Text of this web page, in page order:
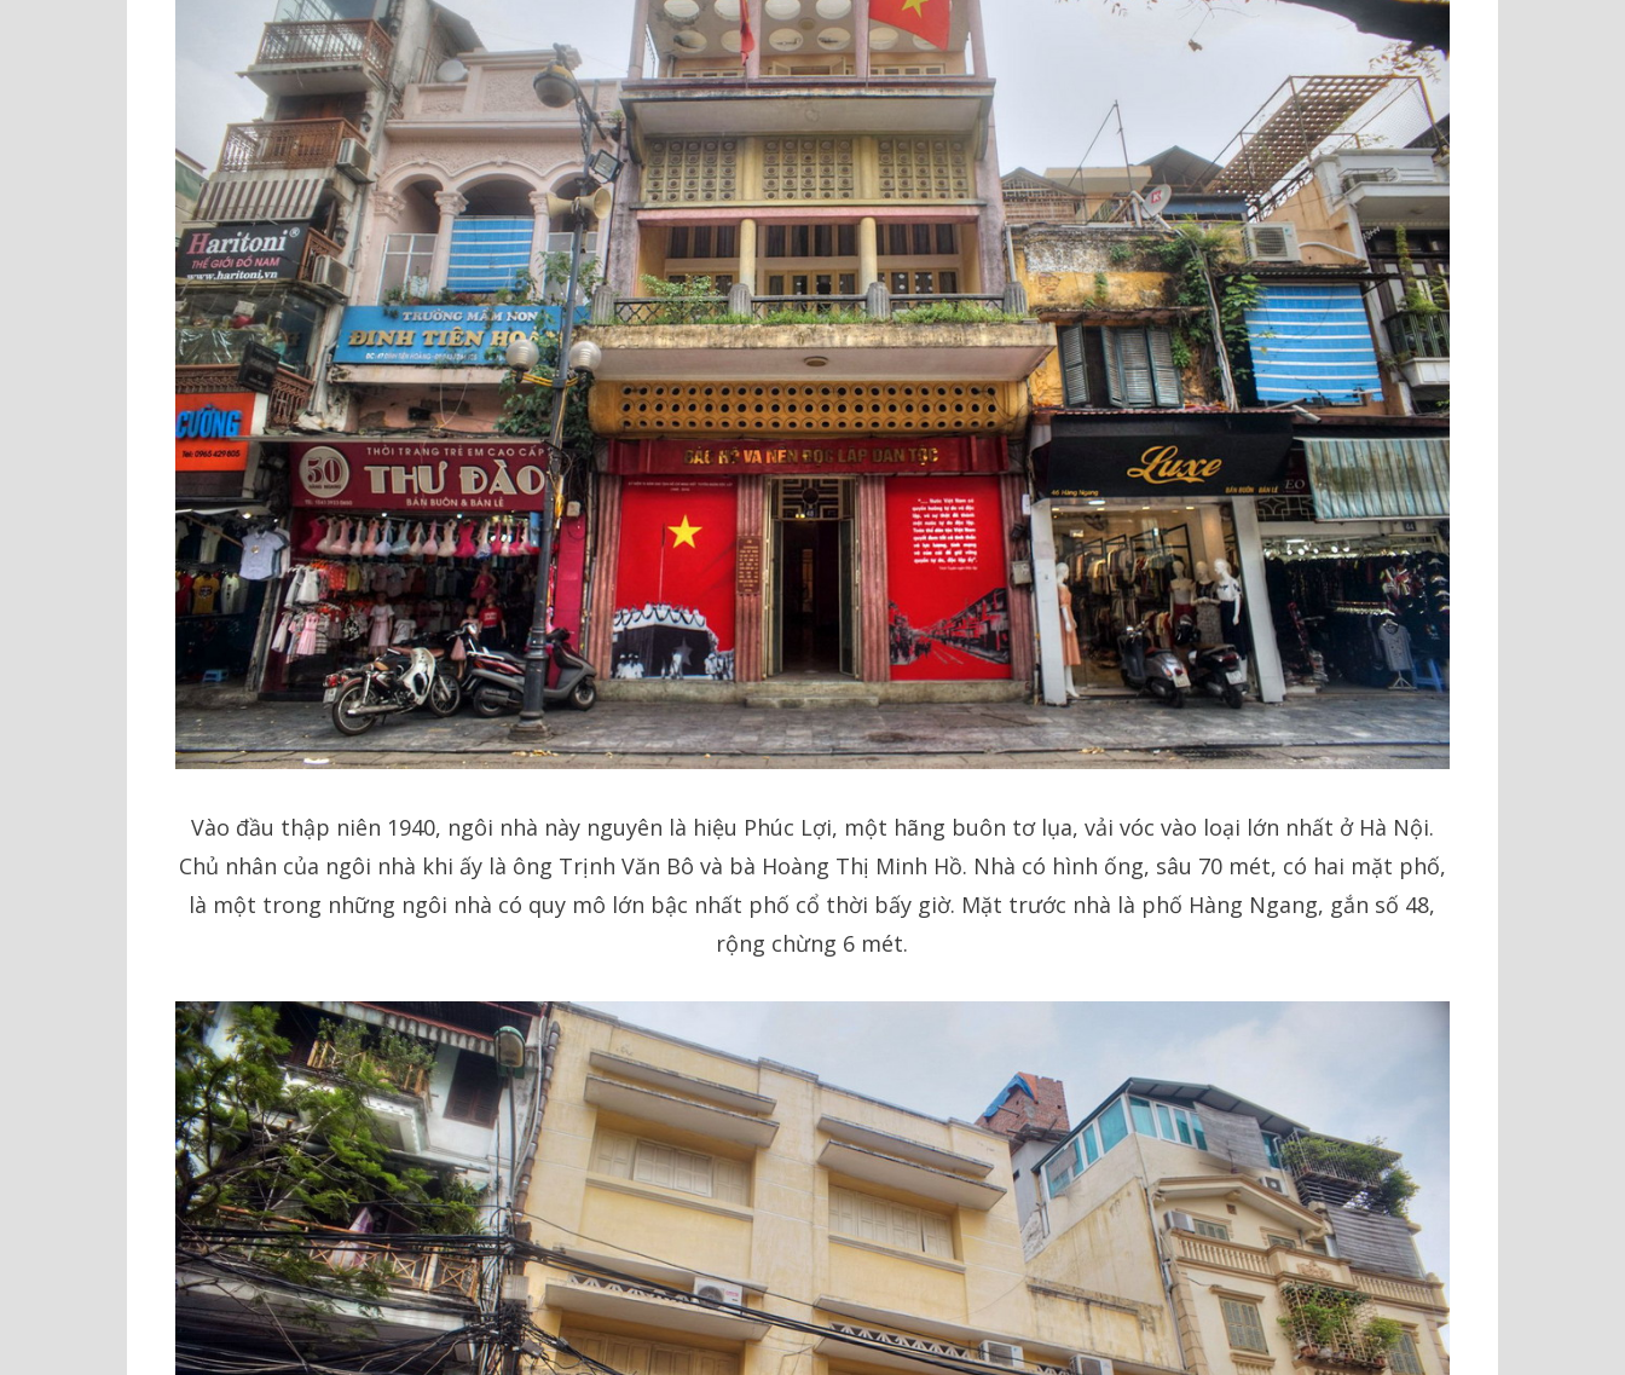
Vào đầu thập niên 1940, ngôi nhà này nguyên là hiệu Phúc Lợi, một hãng buôn tơ lụa, vải vóc vào loại lớn nhất ở Hà Nội.
Chủ nhân của ngôi nhà khi ấy là ông Trịnh Văn Bô và bà Hoàng Thị Minh Hồ. Nhà có hình ống, sâu 70 mét, có hai mặt phố,
là một trong những ngôi nhà có quy mô lớn bậc nhất phố cổ thời bấy giờ. Mặt trước nhà là phố Hàng Ngang, gắn số 48,
rộng chừng 6 mét.